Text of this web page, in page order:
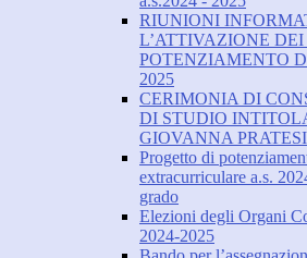
RIUNIONI
L’ATTIVAZIONE
POTENZIAMENTO
2025
CERIMONIA DI
DI STUDIO
GIOVANNA PRATESI
Progetto di
extracurriculare a.s.
grado
Elezioni degli Organi
2024-2025